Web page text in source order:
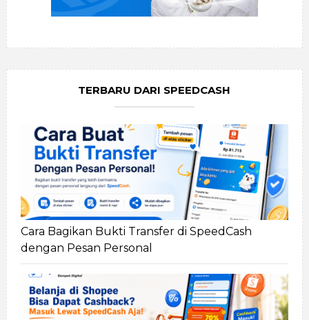
TERBARU DARI SPEEDCASH
Cara Bagikan Bukti Transfer di SpeedCash
dengan Pesan Personal